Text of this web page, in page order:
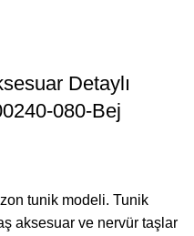
Detaylı
080-Bej
tunik modeli. Tunik
aksesuar ve nervür taşlar